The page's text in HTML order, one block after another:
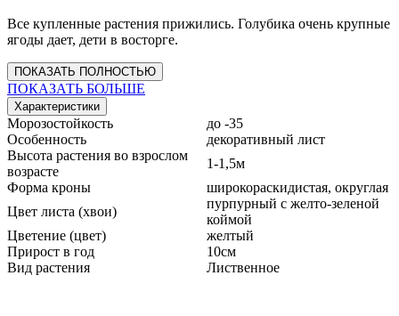
Все купленные растения прижились. Голубика очень крупные
ягоды дает, дети в восторге.
ПОКАЗАТЬ ПОЛНОСТЬЮ
ПОКАЗАТЬ БОЛЬШЕ
Характеристики
Морозостойкость
до -35
Особенность
декоративный лист
Высота растения во взрослом
возрасте
1-1,5м
Форма кроны
широкораскидистая, округлая
Цвет листа (хвои)
пурпурный с желто-зеленой
коймой
Цветение (цвет)
желтый
Прирост в год
10см
Вид растения
Лиственное